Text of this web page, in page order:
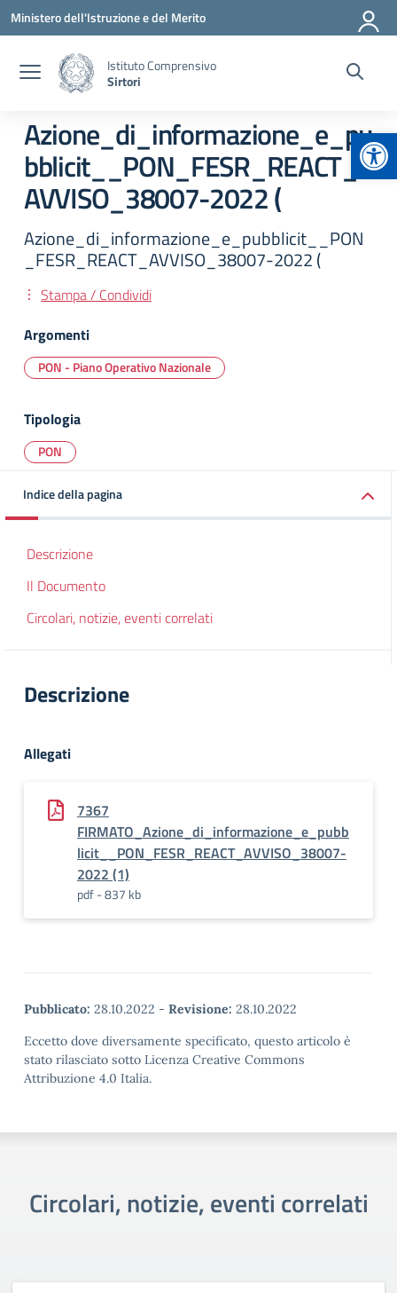
Vai ai contenuti
Vai al menu di navigazione
Vai al footer
Ministero dell'Istruzione e del Merito
Istituto Comprensivo
Sirtori
Azione_di_informazione_e_pu
bblicit__PON_FESR_REACT_
AVVISO_38007-2022 (
Azione_di_informazione_e_pubblicit__PON
_FESR_REACT_AVVISO_38007-2022 (
Stampa / Condividi
Argomenti
PON - Piano Operativo Nazionale
Tipologia
PON
Indice della pagina
Descrizione
Il Documento
Circolari, notizie, eventi correlati
Descrizione
Allegati
7367
FIRMATO_Azione_di_informazione_e_pubb
licit__PON_FESR_REACT_AVVISO_38007-
2022 (1)
pdf - 837 kb
Pubblicato: 28.10.2022 - Revisione: 28.10.2022
Eccetto dove diversamente specificato, questo articolo è
stato rilasciato sotto Licenza Creative Commons
Attribuzione 4.0 Italia.
Circolari, notizie, eventi correlati